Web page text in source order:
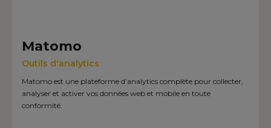
Matomo
Outils d'analytics
Matomo est une plateforme d’analytics complète pour collecter,
analyser et activer vos données web et mobile en toute
conformité.